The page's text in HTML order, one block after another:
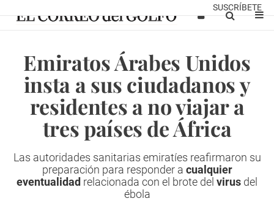
SUSCRÍBETE
Emiratos Árabes Unidos
insta a sus ciudadanos y
residentes a no viajar a
tres países de África
Las autoridades sanitarias emiratíes reafirmaron su
preparación para responder a cualquier
eventualidad relacionada con el brote del virus del
ébola